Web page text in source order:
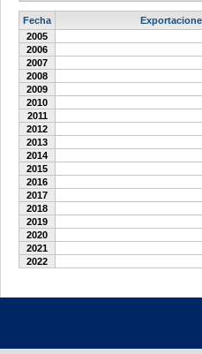
Fecha
2005
2006
2007
2008
2009
2010
2011
2012
2013
2014
2015
2016
2017
2018
2019
2020
2021
2022